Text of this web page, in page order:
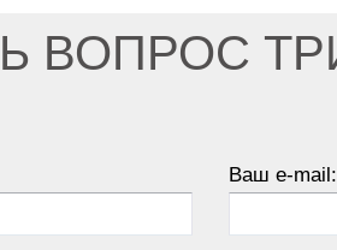
ВОПРОС
Ваш e-mail: